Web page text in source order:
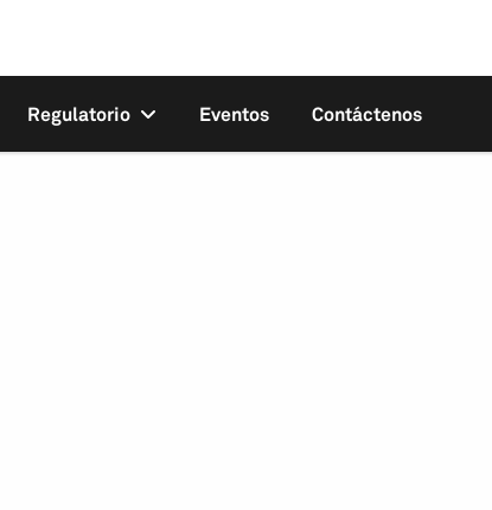
Regulatorio Eventos Contáctenos